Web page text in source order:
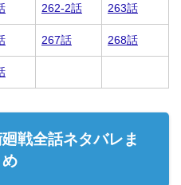
262-2話 263話
267話 268話
戦全話ネタバレま
め